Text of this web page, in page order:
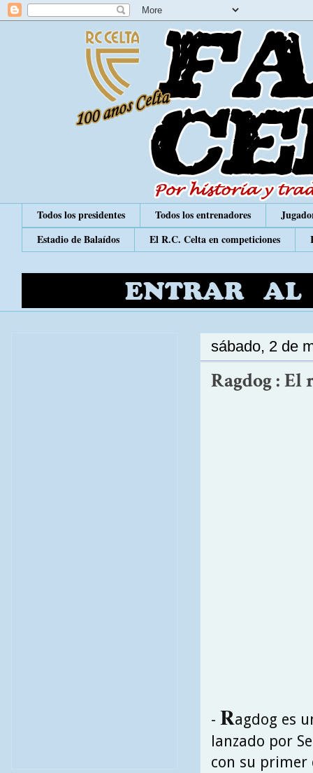
Todos los presidentes Todos los entrenadores
Estadio de Balaídos
El R.C. Celta en competiciones
sábado, 2 de
Ragdog :
- Ragdog es
lanzado por
con su